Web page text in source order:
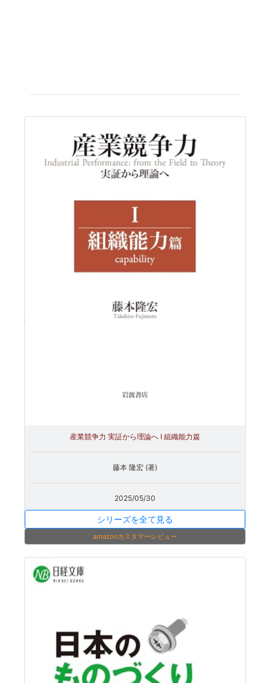
産業競争力 実証から理論へ Ⅰ 組織能力篇
藤本 隆宏 (著)
2025/05/30
シリーズを全て見る
amazonカスタマーレビュー